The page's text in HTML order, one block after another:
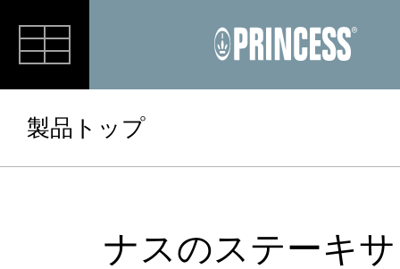
RECIPE
製品トップ
ナスのステーキ